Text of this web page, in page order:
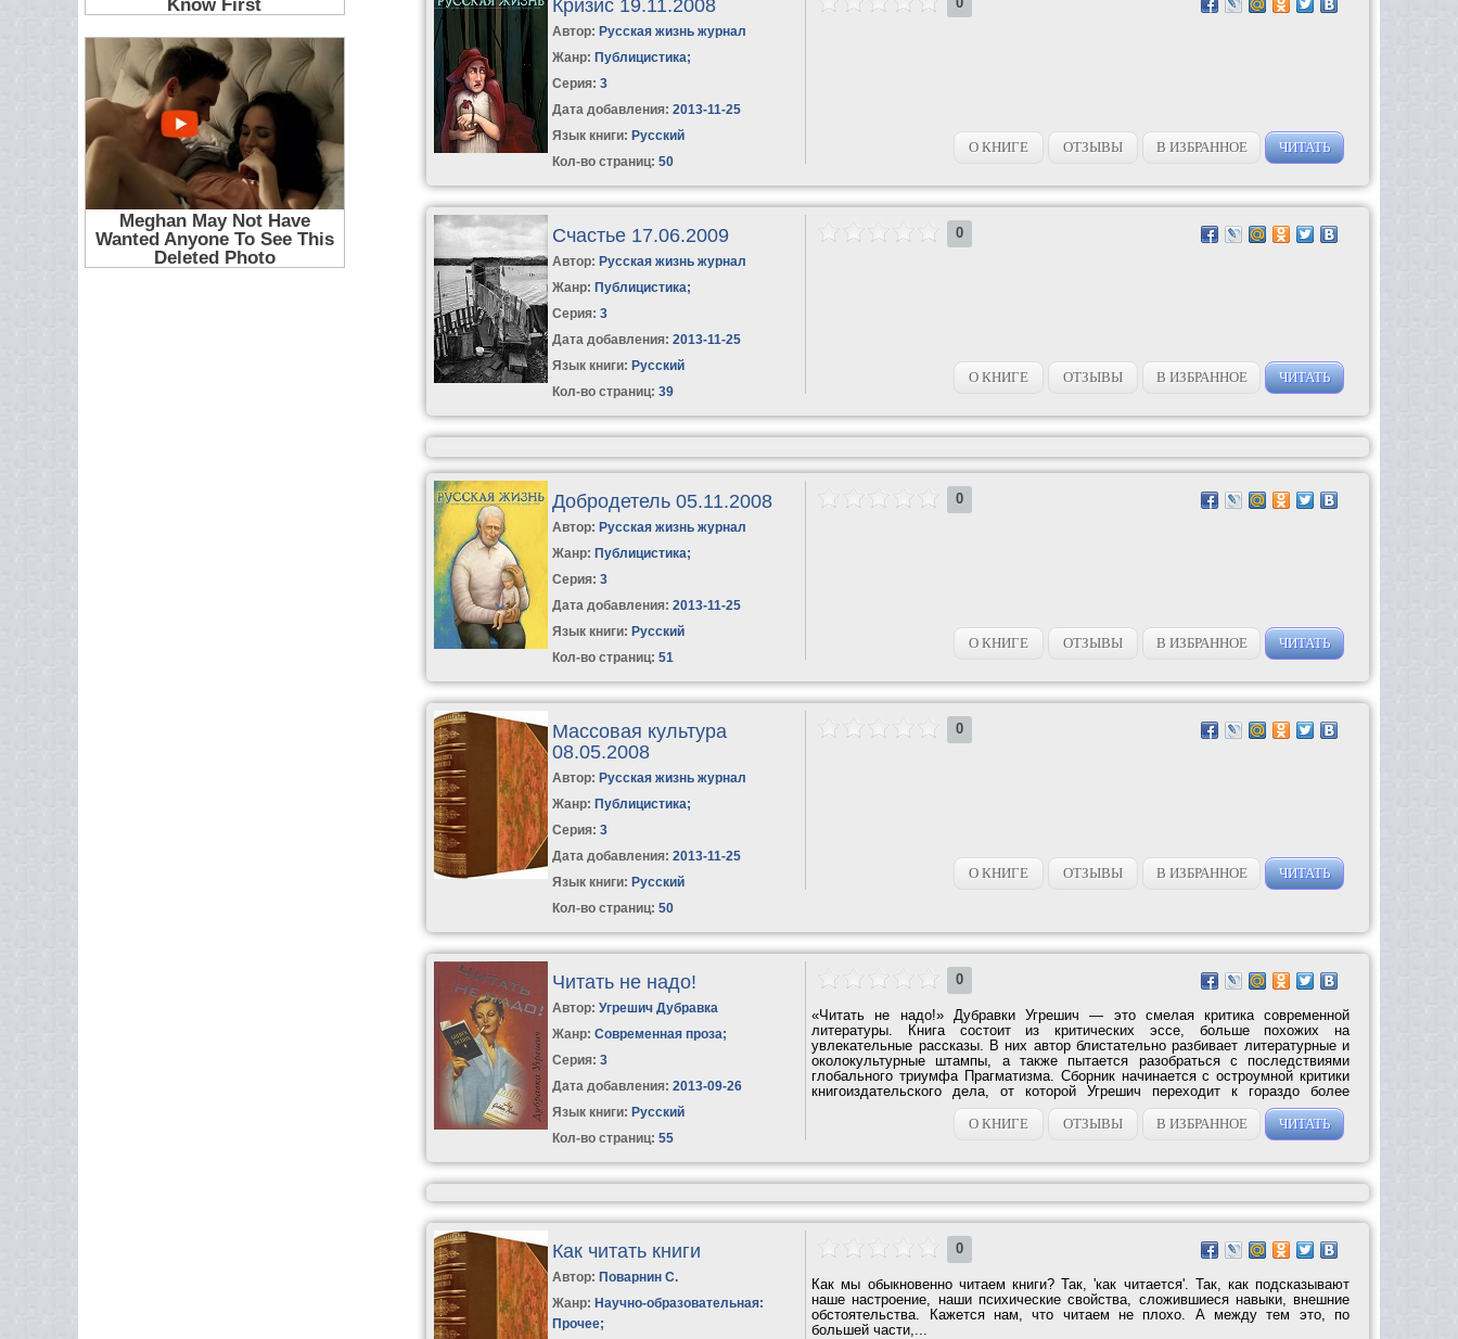
Кризис 19.11.2008
Автор: Русская жизнь журнал
Жанр: Публицистика;
Серия:3
Дата добавления: 2013-11-25
Язык книги: Русский
Кол-во страниц: 50
О КНИГЕ ОТЗЫВЫ В ИЗБРАННОЕ ЧИТАТЬ
Счастье 17.06.2009
Автор: Русская жизнь журнал
Жанр: Публицистика;
Серия:3
Дата добавления: 2013-11-25
Язык книги: Русский
Кол-во страниц: 39
0
О КНИГЕ ОТЗЫВЫ В ИЗБРАННОЕ ЧИТАТЬ
Добродетель 05.11.2008
Автор: Русская жизнь журнал
Жанр: Публицистика;
Серия:3
Дата добавления: 2013-11-25
Язык книги: Русский
Кол-во страниц: 51
0
О КНИГЕ ОТЗЫВЫ В ИЗБРАННОЕ ЧИТАТЬ
Массовая культура
08.05.2008
Автор: Русская жизнь журнал
Жанр: Публицистика;
Серия:3
Дата добавления: 2013-11-25
Язык книги: Русский
Кол-во страниц: 50
0
О КНИГЕ ОТЗЫВЫ В ИЗБРАННОЕ ЧИТАТЬ
Читать не надо!
Автор:Угрешич Дубравка
Жанр: Современная проза;
Серия:3
Дата добавления: 2013-09-26
Язык книги: Русский
Кол-во страниц: 55
0
«Читать не надо!» Дубравки Угрешич — это смелая критика современной
литературы. Книга состоит из критических эссе, больше похожих на
увлекательные рассказы. В них автор блистательно разбивает литературные и
околокультурные штампы, а также пытается разобраться с последствиями
глобального триумфа Прагматизма. Сборник начинается с остроумной критики
книгоиздательского дела, от которой Угрешич переходит к гораздо более
О КНИГЕ
ОТЗЫВЫ В ИЗБРАННОЕ ЧИТАТЬ
Как читать книги
Автор: Поварнин С.
Жанр: Научно-образовательная:
Прочее;
0
Как мы обыкновенно читаем книги? Так, 'как читается'. Так, как подсказывают
наше настроение, наши психические свойства, сложившиеся навыки, внешние
обстоятельства. Кажется нам, что читаем не плохо. А между тем это, по
большей части,...